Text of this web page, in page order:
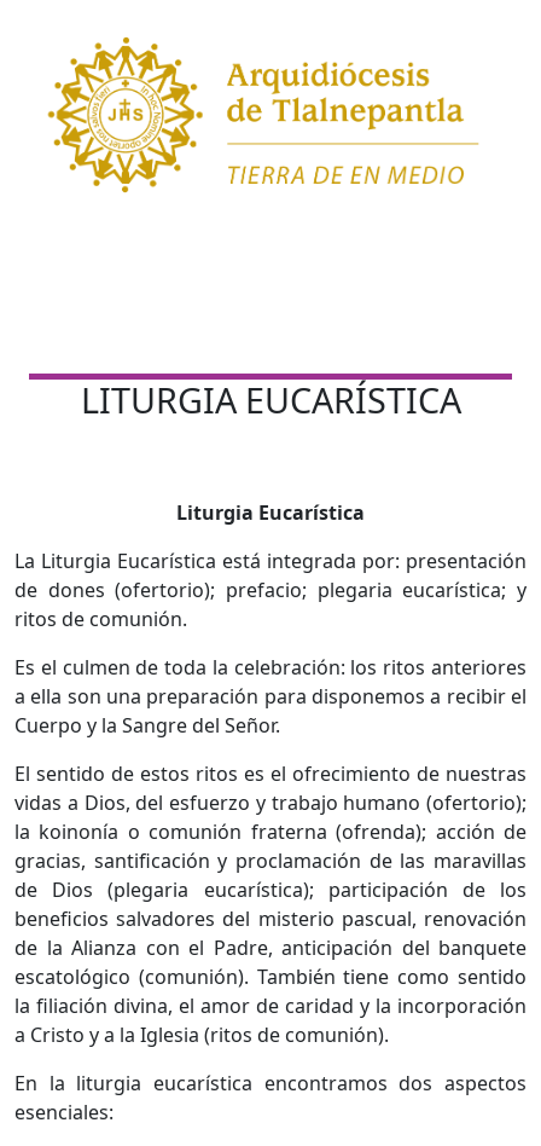
LITURGIA EUCARÍSTICA
Liturgia Eucarística
La Liturgia Eucarística está integrada por: presentación
de dones (ofertorio); prefacio; plegaria eucarística; y
ritos de comunión.
Es el culmen de toda la celebración: los ritos anteriores
a ella son una preparación para disponemos a recibir el
Cuerpo y la Sangre del Señor.
El sentido de estos ritos es el ofrecimiento de nuestras
vidas a Dios, del esfuerzo y trabajo humano (ofertorio);
la koinonía o comunión fraterna (ofrenda); acción de
gracias, santificación y proclamación de las maravillas
de Dios (plegaria eucarística); participación de los
beneficios salvadores del misterio pascual, renovación
de la Alianza con el Padre, anticipación del banquete
escatológico (comunión). También tiene como sentido
la filiación divina, el amor de caridad y la incorporación
a Cristo y a la Iglesia (ritos de comunión).
En la liturgia eucarística encontramos dos aspectos
esenciales: